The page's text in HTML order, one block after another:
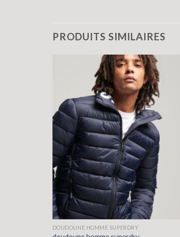
PRODUITS SIMILAIRES
DOUDOUNE HOMME SUPERDRY